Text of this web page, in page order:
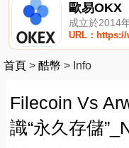
歐易OKX
成立於2014
URL：
首頁 > 酷幣 > Info
Filecoin Vs
識“永久存儲